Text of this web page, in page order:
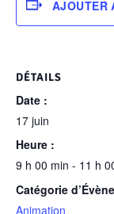
AJOUTER
DÉTAILS
Date :
17 juin
Heure :
9 h 00 min - 11 h
Catégorie
Animation